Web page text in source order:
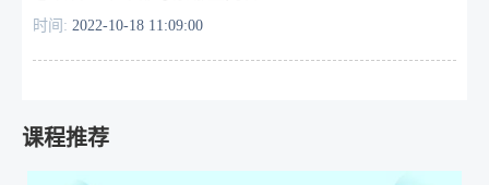
时间: 2022-10-18 11:09:00
课程推荐